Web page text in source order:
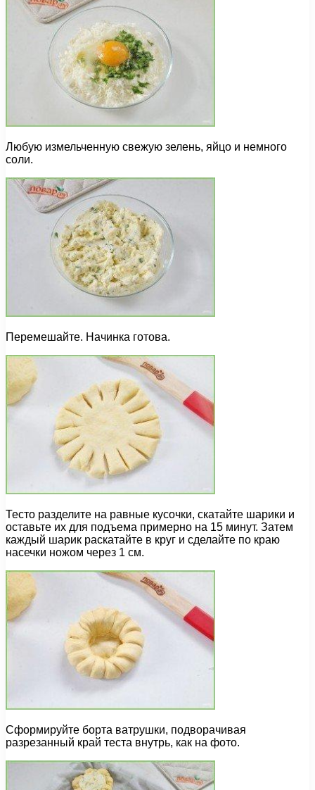
Любую измельченную свежую зелень, яйцо и немного
соли.
Перемешайте. Начинка готова.
Тесто разделите на равные кусочки, скатайте шарики и
оставьте их для подъема примерно на 15 минут. Затем
каждый шарик раскатайте в круг и сделайте по краю
насечки ножом через 1 см.
Сформируйте борта ватрушки, подворачивая
разрезанный край теста внутрь, как на фото.